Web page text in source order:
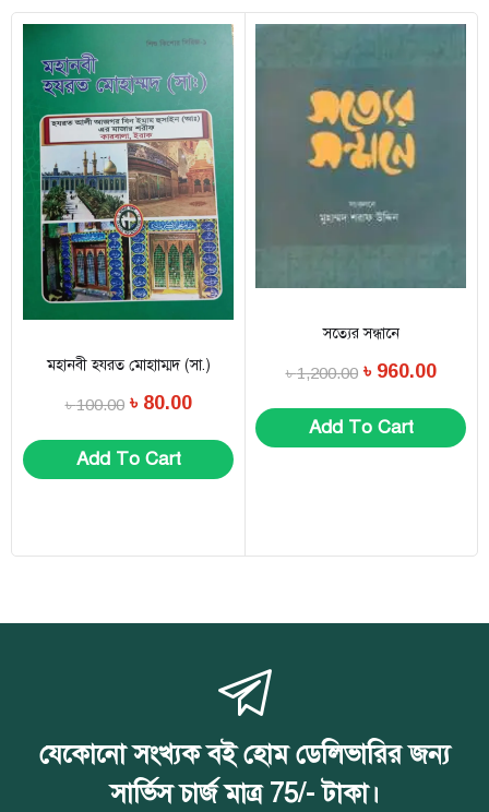
মহানবী হযরত মোহাাম্মদ (সা.)
৳100.00 ৳ 80.00
Add To Cart
সত্যের সন্ধানে
৳1,200.00 ৳ 960.00
Add To Cart
যেকোনো সংখ্যক বই হোম ডেলিভারির জন্য
সার্ভিস চার্জ মাত্র 75/- টাকা।